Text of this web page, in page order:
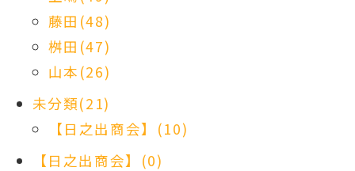
藤田(48)
桝田(47)
山本(26)
未分類(21)
【日之出商会】(10)
【日之出商会】(0)